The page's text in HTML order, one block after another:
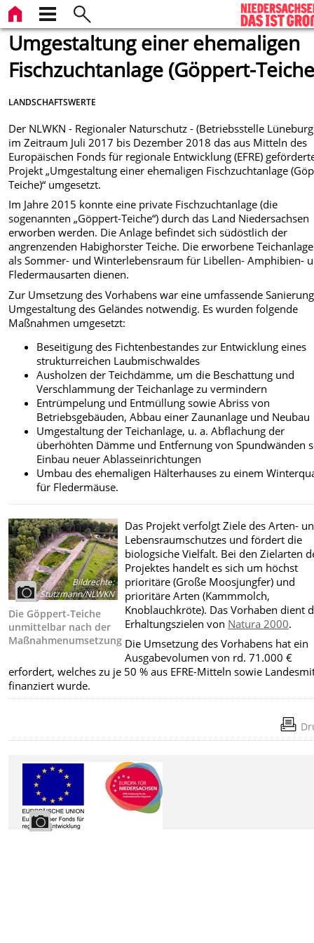
Umgestaltung einer ehemaligen
Fischzuchtanlage (Göppert-
LANDSCHAFTSWERTE
Der NLWKN - Regionaler Naturschutz - (Betriebsstelle
im Zeitraum Juli 2017 bis Dezember 2018 das aus Mitteln des
Europäischen Fonds für regionale Entwicklung (EFRE)
Projekt „Umgestaltung einer ehemaligen Fischzuchtanlage
Teiche)“ umgesetzt.
Im Jahre 2015 konnte eine private Fischzuchtanlage (die
sogenannten „Göppert-Teiche“) durch das Land Niedersachsen
erworben werden. Die Anlage befindet sich südöstlich der
angrenzenden Habighorster Teiche. Die erworbene
als Sommer- und Winterlebensraum für Libellen- Amphibien-
Fledermausarten dienen.
Zur Umsetzung des Vorhabens war eine umfassende
Umgestaltung des Geländes notwendig. Es wurden folgende
Maßnahmen umgesetzt:
Beseitigung des Fichtenbestandes zur Entwicklung eines
strukturreichen Laubmischwaldes
Ausholzen der Teichdämme, um die Beschattung und
Verschlammung der Teichanlage zu vermindern
Entrümpelung und Entmüllung sowie Abriss von
Betriebsgebäuden, Abbau einer Zaunanlage und Neubau
Umgestaltung der Teichanlage, u. a. Abflachung der
überhöhten Dämme und Entfernung von Spundwänden
Einbau neuer Ablasseinrichtungen
Umbau des ehemaligen Hälterhauses zu einem
für Fledermäuse.
Bildrechte:
Stutzmann/NLWKN
Die Göppert-Teiche
unmittelbar nach der
Maßnahmenumsetzung
Das Projekt verfolgt Ziele des Arten-
Lebensraumschutzes und fördert die
biologsiche Vielfalt. Bei den Zielarten
Projektes handelt es sich um höchst
prioritäre (Große Moosjungfer) und
prioritäre Arten (Kammmolch,
Knoblauchkröte). Das Vorhaben dient
Erhaltungszielen von Natura 2000.
Die Umsetzung des Vorhabens hat ein
Ausgabevolumen von rd. 71.000 €
erfordert, welches zu je 50 % aus EFRE-Mitteln sowie
finanziert wurde.